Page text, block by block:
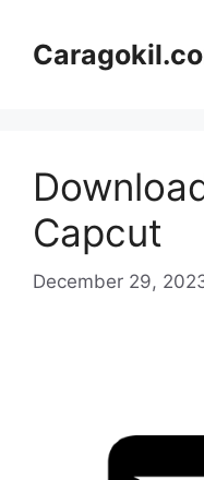
content
Capcut
December 29,